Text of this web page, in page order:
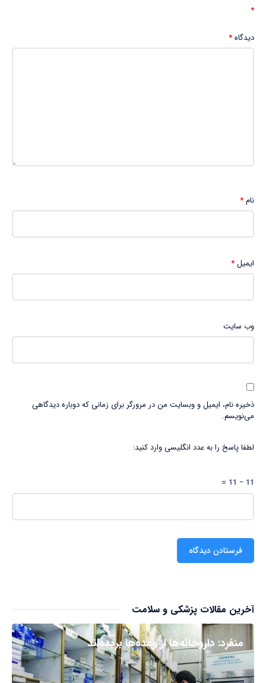
*
دیدگاه*
نام*
ایمیل*
وب‌ سایت
ذخیره نام، ایمیل و وبسایت من در مرورگر برای زمانی که دوباره دیدگاهی
می‌نویسم.
لطفا پاسخ را به عدد انگلیسی وارد کنید:
11 − 11 =
آخرین مقالات پزشکی و سلامت
منفرد: داروخانه‌ها از وعده‌ها بریده‌اند